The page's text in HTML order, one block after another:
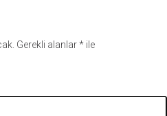
Gerekli alanlar* ile